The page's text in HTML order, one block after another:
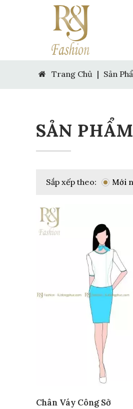
Trang Chủ | Sản
SẢN PHẨM
Sắp xếp theo: Mới
Chân Váy Công Sở